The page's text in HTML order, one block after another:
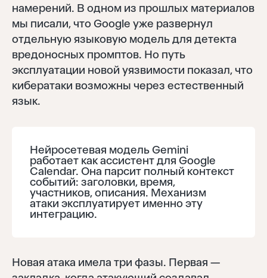
намерений. В одном из прошлых материалов
мы писали, что Google уже развернул
отдельную языковую модель для детекта
вредоносных промптов. Но путь
эксплуатации новой уязвимости показал, что
кибератаки возможны через естественный
язык.
Нейросетевая модель Gemini
работает как ассистент для Google
Calendar. Она парсит полный контекст
событий: заголовки, время,
участников, описания. Механизм
атаки эксплуатирует именно эту
интеграцию.
Новая атака имела три фазы. Первая —